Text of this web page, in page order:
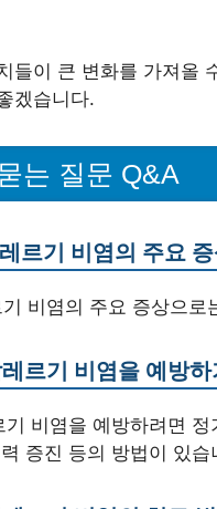
들이 큰 변화를 가져올
겠습니다.
는 질문 Q&A
르기 비염의 주요
기 비염의 주요 증상으
르기 비염을 예방
기 비염을 예방하려면
증진 등의 방법이 있습